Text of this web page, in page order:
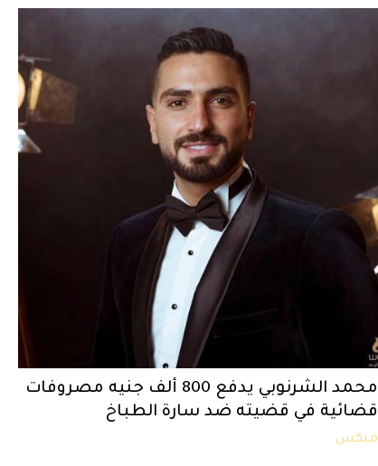
محمد الشرنوبي يدفع 800 ألف جنيه مصروفات
قضائية في قضيته ضد سارة الطباخ
ميكس